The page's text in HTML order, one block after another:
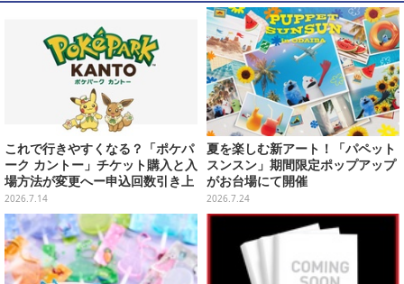
これで行きやすくなる？「ポケパ
ーク カントー」チケット購入と入
場方法が変更へー申込回数引き上
げや本人確認を実施
2026.7.14
夏を楽しむ新アート！「パペット
スンスン」期間限定ポップアップ
がお台場にて開催
2026.7.24